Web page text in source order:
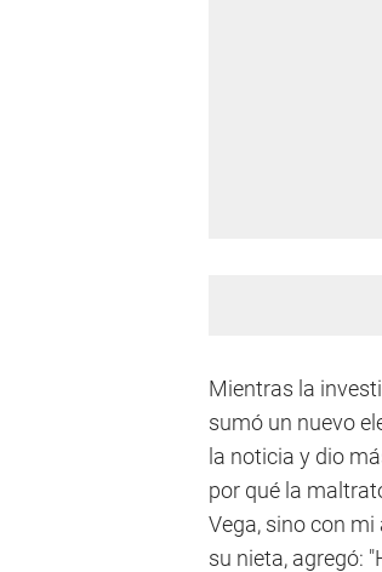
Mientras la
sumó un nuevo
la noticia y dio
por qué la
Vega, sino con
su nieta, agregó: